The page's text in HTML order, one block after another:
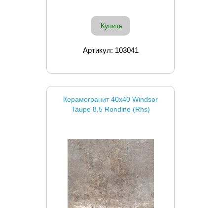
Купить
Артикул: 103041
Керамогранит 40x40 Windsor
Taupe 8,5 Rondine (Rhs)